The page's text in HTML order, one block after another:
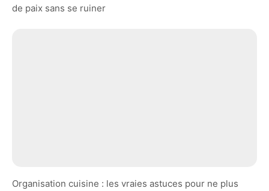
de paix sans se ruiner
Organisation cuisine : les vraies astuces pour ne plus